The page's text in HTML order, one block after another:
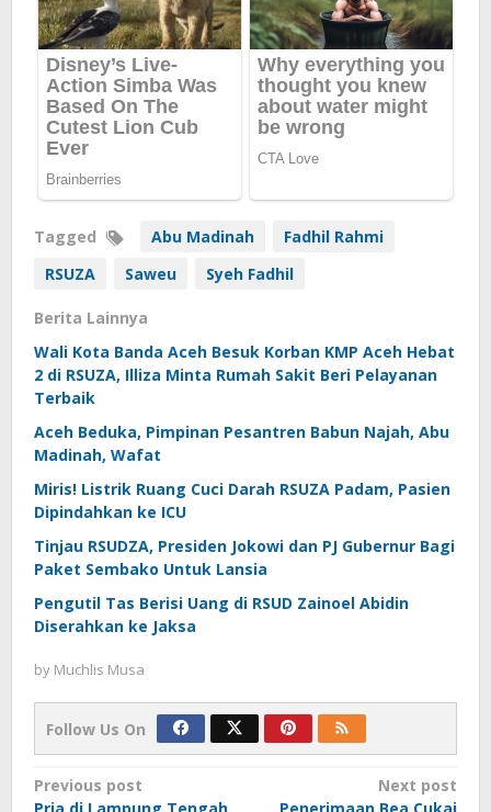
Tagged Abu Madinah
Fadhil Rahmi
RSUZA
Saweu Syeh Fadhil
Berita Lainnya
Wali Kota Banda Aceh Besuk Korban KMP Aceh Hebat
2 di RSUZA, Illiza Minta Rumah Sakit Beri Pelayanan
Terbaik
Aceh Beduka, Pimpinan Pesantren Babun Najah, Abu
Madinah, Wafat
Miris! Listrik Ruang Cuci Darah RSUZA Padam, Pasien
Dipindahkan ke ICU
Tinjau RSUDZA, Presiden Jokowi dan PJ Gubernur Bagi
Paket Sembako Untuk Lansia
Pengutil Tas Berisi Uang di RSUD Zainoel Abidin
Diserahkan ke Jaksa
by Muchlis Musa
Follow Us On
Post
Previous post
Next post